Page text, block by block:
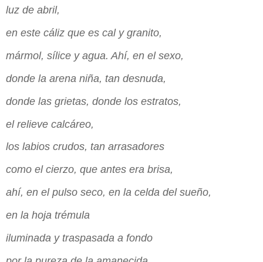
luz de abril,
en este cáliz que es cal y granito,
mármol, sílice y agua. Ahí, en el sexo,
donde la arena niña, tan desnuda,
donde las grietas, donde los estratos,
el relieve calcáreo,
los labios crudos, tan arrasadores
como el cierzo, que antes era brisa,
ahí, en el pulso seco, en la celda del sueño,
en la hoja trémula
iluminada y traspasada a fondo